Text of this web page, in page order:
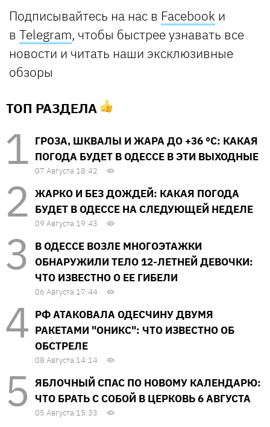
Подписывайтесь на нас в Facebook и
в Telegram, чтобы быстрее узнавать все
новости и читать наши эксклюзивные
обзоры
ТОП РАЗДЕЛА
ГРОЗА, ШКВАЛЫ И ЖАРА ДО +36 °С: КАКАЯ
ПОГОДА БУДЕТ В ОДЕССЕ В ЭТИ ВЫХОДНЫЕ
07 Августа 18:42
ЖАРКО И БЕЗ ДОЖДЕЙ: КАКАЯ ПОГОДА
БУДЕТ В ОДЕССЕ НА СЛЕДУЮЩЕЙ НЕДЕЛЕ
09 Августа 19:43
В ОДЕССЕ ВОЗЛЕ МНОГОЭТАЖКИ
ОБНАРУЖИЛИ ТЕЛО 12-ЛЕТНЕЙ ДЕВОЧКИ:
ЧТО ИЗВЕСТНО О ЕЕ ГИБЕЛИ
06 Августа 17:44
РФ АТАКОВАЛА ОДЕСЧИНУ ДВУМЯ
РАКЕТАМИ "ОНИКС": ЧТО ИЗВЕСТНО ОБ
ОБСТРЕЛЕ
08 Августа 14:14
ЯБЛОЧНЫЙ СПАС ПО НОВОМУ КАЛЕНДАРЮ:
ЧТО БРАТЬ С СОБОЙ В ЦЕРКОВЬ 6 АВГУСТА
05 Августа 15:33